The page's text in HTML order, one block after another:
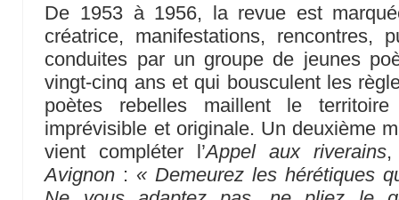
De 1953 à 1956, la revue est
créatrice, manifestations, rencontres,
conduites par un groupe de jeunes
vingt-cinq ans et qui bousculent les
poètes rebelles maillent le territoire
imprévisible et originale. Un deuxième
vient compléter l’Appel aux riverains,
Avignon : « Demeurez les hérétiques